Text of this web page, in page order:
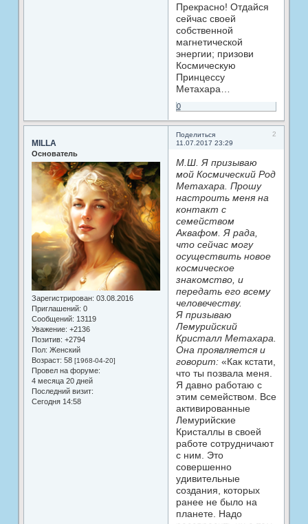
Прекрасно! Отдайся
сейчас своей
собственной
магнетической
энергии; призови
Космическую
Принцессу
Метахара…
0
Поделиться
2
11.07.2017 23:29
MILLA
Основатель
Зарегистрирован: 03.08.2016
Приглашений: 0
Сообщений: 13119
Уважение: +2136
Позитив: +2794
Пол: Женский
Возраст: 58 [1968-04-20]
Провел на форуме:
4 месяца 20 дней
Последний визит:
Сегодня 14:58
М.Ш. Я призываю
мой Космический Род
Метахара. Прошу
настроить меня на
контакт с
семейством
Аквафом. Я рада,
что сейчас могу
осуществить новое
космическое
знакомство, и
передать его всему
человечеству.
Я призываю
Лемурийский
Кристалл Метахара.
Она проявляется и
говорит: «Как кстати,
что ты позвала меня.
Я давно работаю с
этим семейством. Все
активированные
Лемурийские
Кристаллы в своей
работе сотрудничают
с ним. Это
совершенно
удивительные
создания, которых
ранее не было на
планете. Надо